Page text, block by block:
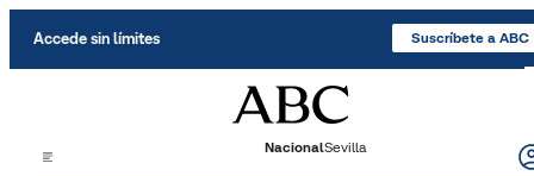
Accede sin límites Suscríbete a ABC
NacionalSevilla